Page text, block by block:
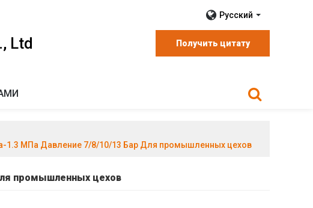
Русский
Ltd Получить цитату
1.3 МПа Давление 7/8/10/13 Бар Для промышленных цехов
промышленных цехов